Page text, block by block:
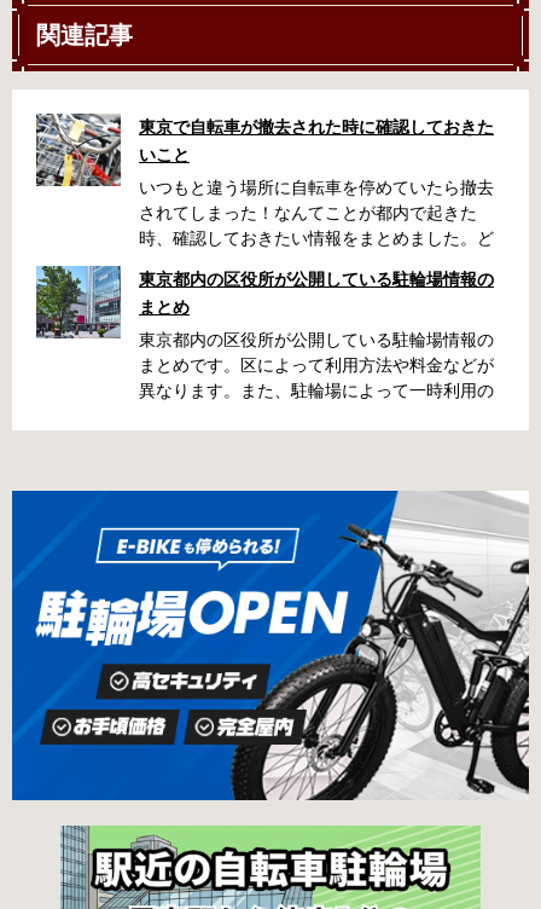
関連記事
東京で自転車が撤去された時に確認しておきた
いこと
いつもと違う場所に自転車を停めていたら撤去
されてしまった！なんてことが都内で起きた
時、確認しておきたい情報をまとめました。ど
くらい？なんて疑問が浮かぶかと思います。事
前に確認していざという時対処しましょう。 千
代田区 / 新宿区 / 品川区 / 港区 / 中央区 / 大田区
/ 北区 / 墨田区 / 渋谷区 / 葛飾区 千代田区で撤去
された場合 猿楽町保管場所 住所 千代田区神田
の地図が置いてあります） 東京メトロ半蔵門
線、都営新宿・三田線神保町駅から徒歩7分 大
手町高架下自転車保管場所 住所 千代田区大手町
二丁目4番 電話 050-2018-6466（千代田区自転
車対策コールセンター） 最寄駅 東京メトロ半蔵
門線、丸の内線大手町駅A5出口 東京メトロ東西
線大手町駅B3出口 返還の際に必要な書類 返還
料 2,000円 自転車の鍵 身分証明証 千代田区HP
はこちら 新宿区で撤去された場合 内藤町自転車
保管場所 住所 新宿区内藤町11番地 ※都立新
宿高校東隣（内藤町11番地4号） 電話 03-5273-
3896 最寄駅 東京メトロ丸ノ内線新宿三丁目駅
から徒歩3分 東京メトロ丸ノ内線新宿御苑前駅
から徒歩6分 JR新宿駅から徒歩8分 西新宿自転
車保管場所 住所
東京都内の区役所が公開している駐輪場情報の
まとめ
東京都内の区役所が公開している駐輪場情報の
まとめです。区によって利用方法や料金などが
異なります。また、駐輪場によって一時利用の
の自転車駐輪場 利用方法 利用登録申請書の提出
申請期間内に利用登録申請書（PDF：
1,396KB） と必要書類を環境まちづくり総務課
あてに郵送（申請期間消印有効）または、期間
内に環境まちづくり総務課（区役所5階5B窓
口）、各出張所の受付時間中に直接お持ちくだ
さい（郵送先・各出張所の受付時間）。電話・
ファクス・メールでは申請できません。 利用料
金 登録手数料 区民3,000円 区外居住者6,000円
生活保護受給者免除（詳しくはお問い合わせく
ださい） ただし、自転車利用者で高校生以下は
3,000円（区内、区外在住を問わず） 定期利用
料金 各駐輪場で定期利用料金が異なります。詳
細は各駐輪場または管理会社にお問い合わせく
ださい。 一時利用料金 2時間まで：0円 10時間
まで：100円 10時間を超えて5時間ごと：100円
千代田区HPはこちら 新宿区の自転車駐輪場 利